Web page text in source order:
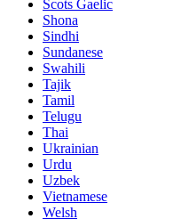
Scots Gaelic
Shona
Sindhi
Sundanese
Swahili
Tajik
Tamil
Telugu
Thai
Ukrainian
Urdu
Uzbek
Vietnamese
Welsh